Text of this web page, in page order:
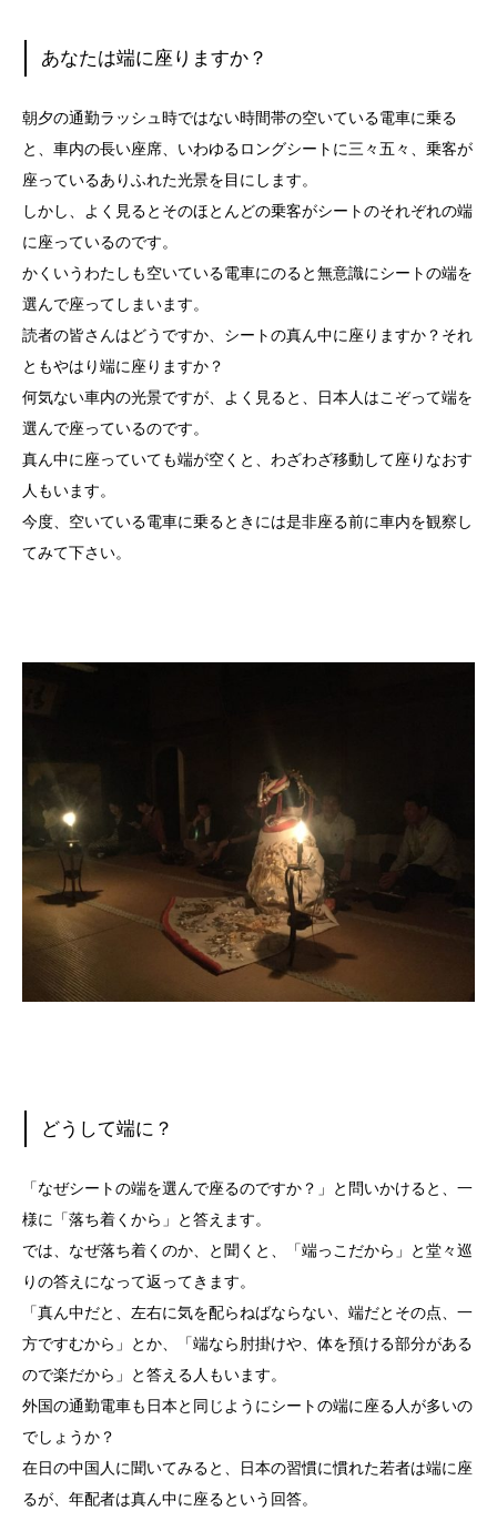
あなたは端に座りますか？
朝夕の通勤ラッシュ時ではない時間帯の空いている電車に乗る
と、車内の長い座席、いわゆるロングシートに三々五々、乗客が
座っているありふれた光景を目にします。
しかし、よく見るとそのほとんどの乗客がシートのそれぞれの端
に座っているのです。
かくいうわたしも空いている電車にのると無意識にシートの端を
選んで座ってしまいます。
読者の皆さんはどうですか、シートの真ん中に座りますか？それ
ともやはり端に座りますか？
何気ない車内の光景ですが、よく見ると、日本人はこぞって端を
選んで座っているのです。
真ん中に座っていても端が空くと、わざわざ移動して座りなおす
人もいます。
今度、空いている電車に乗るときには是非座る前に車内を観察し
てみて下さい。
どうして端に？
「なぜシートの端を選んで座るのですか？」と問いかけると、一
様に「落ち着くから」と答えます。
では、なぜ落ち着くのか、と聞くと、「端っこだから」と堂々巡
りの答えになって返ってきます。
「真ん中だと、左右に気を配らねばならない、端だとその点、一
方ですむから」とか、「端なら肘掛けや、体を預ける部分がある
ので楽だから」と答える人もいます。
外国の通勤電車も日本と同じようにシートの端に座る人が多いの
でしょうか？
在日の中国人に聞いてみると、日本の習慣に慣れた若者は端に座
るが、年配者は真ん中に座るという回答。